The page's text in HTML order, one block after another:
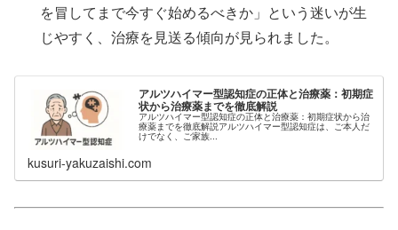
を冒してまで今すぐ始めるべきか」という迷いが生
じやすく、治療を見送る傾向が見られました。
アルツハイマー型認知症の正体と治療薬：初期症
状から治療薬までを徹底解説
アルツハイマー型認知症の正体と治療薬：初期症状から治
療薬までを徹底解説アルツハイマー型認知症は、ご本人だ
けでなく、ご家族...
kusuri-yakuzaishi.com